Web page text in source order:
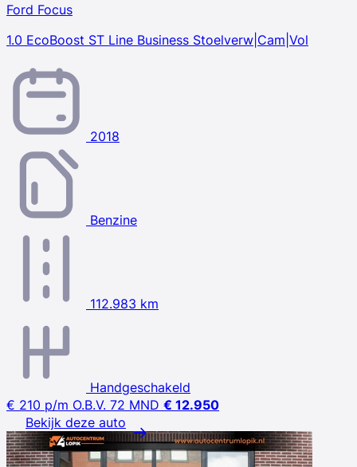
Ford Focus
1.0 EcoBoost ST Line Business Stoelverw|Cam|Vol
2018
Benzine
112.983 km
Handgeschakeld
€ 210 p/m O.B.V. 72 MND € 12.950
Bekijk deze auto